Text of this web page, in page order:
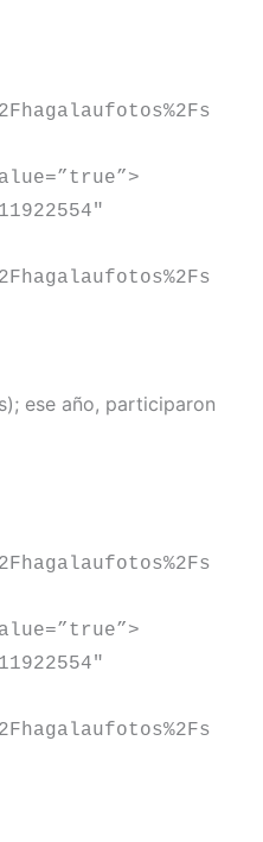
ese año, participaron